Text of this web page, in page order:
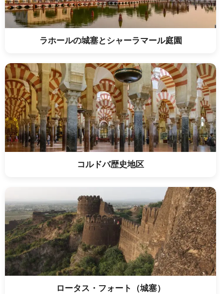
ラホールの城塞とシャーラマール庭園
コルドバ歴史地区
ロータス・フォート（城塞）